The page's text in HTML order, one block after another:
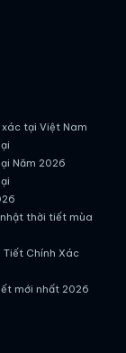
tại Việt Nam
Năm 2026
thời tiết mùa
Tiết Chính Xác
mới nhất 2026